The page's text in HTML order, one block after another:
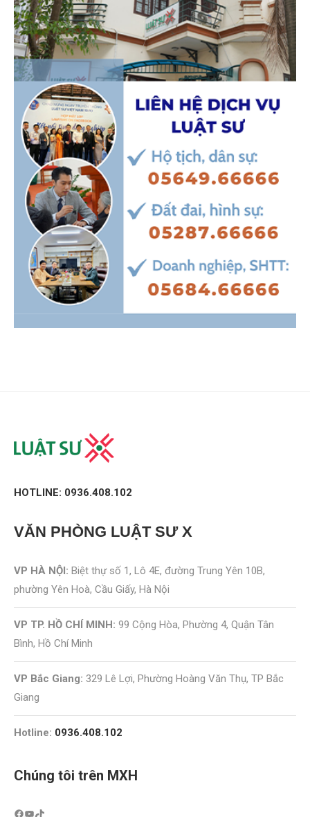
HOTLINE: 0936.408.102
VĂN PHÒNG LUẬT SƯ X
VP HÀ NỘI: Biệt thự số 1, Lô 4E, đường Trung Yên 10B,
phường Yên Hoà, Cầu Giấy, Hà Nội
VP TP. HỒ CHÍ MINH: 99 Cộng Hòa, Phường 4, Quận Tân
Bình, Hồ Chí Minh
VP Bắc Giang: 329 Lê Lợi, Phường Hoàng Văn Thụ, TP Bắc
Giang
Hotline: 0936.408.102
Chúng tôi trên MXH